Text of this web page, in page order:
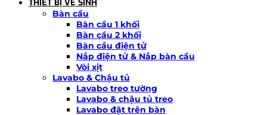
THIẾT BỊ VỆ SINH
Bàn cầu
Bàn cầu 1 khối
Bàn cầu 2 khối
Bàn cầu điện tử
Nắp điện tử & Nắp bàn cầu
Vòi xịt
Lavabo & Chậu tủ
Lavabo treo tường
Lavabo & chậu tủ treo
Lavabo đặt trên bàn